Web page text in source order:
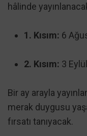
hâlinde
1. Kısım: 6
2. Kısım: 3
Bir ay arayla
merak duygusu
fırsatı tanıyacak.